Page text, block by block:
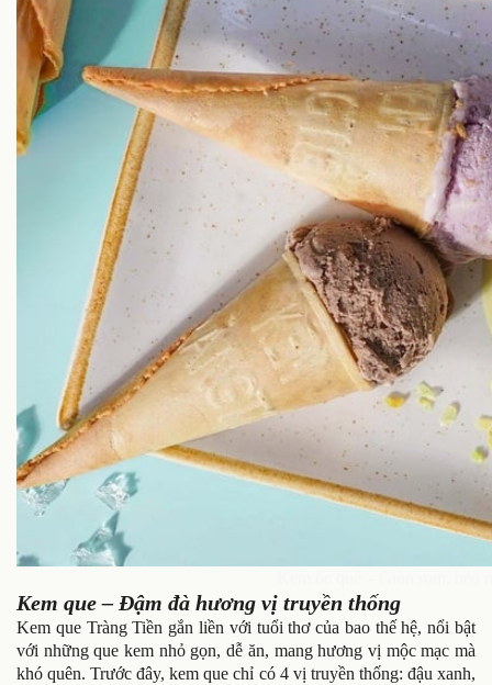
Kem que – Đậm đà hương vị truyền thống
Kem que Tràng Tiền gắn liền với tuổi thơ của bao thế hệ, nổi bật
với những que kem nhỏ gọn, dễ ăn, mang hương vị mộc mạc mà
khó quên. Trước đây, kem que chỉ có 4 vị truyền thống: đậu xanh,